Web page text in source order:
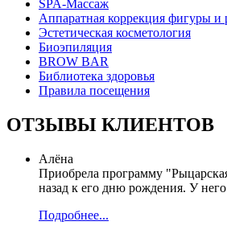
SPA-Массаж
Аппаратная коррекция фигуры и
Эстетическая косметология
Биоэпиляция
BROW BAR
Библиотека здоровья
Правила посещения
ОТЗЫВЫ КЛИЕНТОВ
Алёна
Приобрела программу
назад к его дню рождения. У
Подробнее...